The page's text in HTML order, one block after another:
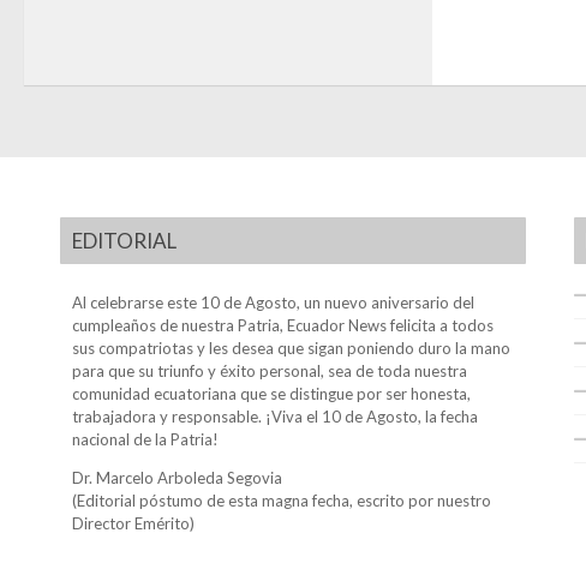
EDITORIAL
Al celebrarse este 10 de Agosto, un nuevo aniversario del
cumpleaños de nuestra Patria, Ecuador News felicita a todos
sus compatriotas y les desea que sigan poniendo duro la mano
para que su triunfo y éxito personal, sea de toda nuestra
comunidad ecuatoriana que se distingue por ser honesta,
trabajadora y responsable. ¡Viva el 10 de Agosto, la fecha
nacional de la Patria!
Dr. Marcelo Arboleda Segovia
(Editorial póstumo de esta magna fecha, escrito por nuestro
Director Emérito)